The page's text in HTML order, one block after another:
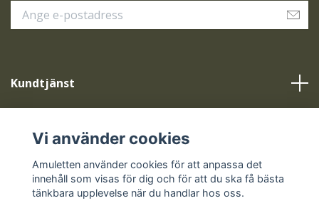
Kundtjänst
Sociala medier
Vi använder cookies
Amuletten använder cookies för att anpassa det
innehåll som visas för dig och för att du ska få bästa
tänkbara upplevelse när du handlar hos oss.